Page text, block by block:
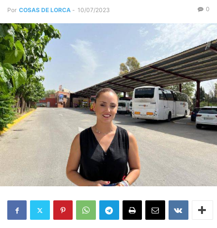
Por COSAS DE LORCA - 10/07/2023 0